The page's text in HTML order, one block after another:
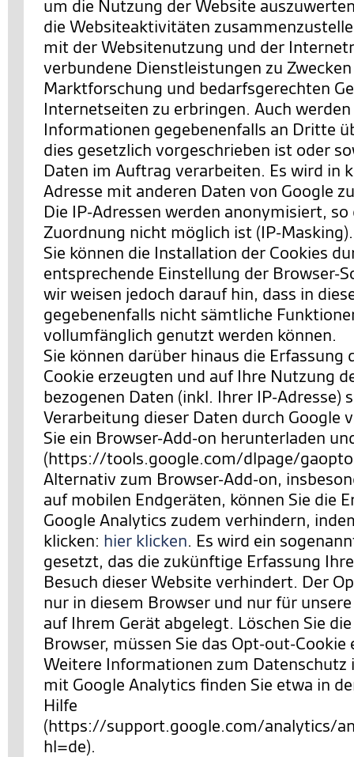
um die Nutzung der Website
die Websiteaktivitäten
mit der Websitenutzung und der
verbundene Dienstleistungen zu
Marktforschung und bedarfsgerechten
Internetseiten zu erbringen. Auch werden
Informationen gegebenenfalls an Dritte
dies gesetzlich vorgeschrieben ist oder
Daten im Auftrag verarbeiten. Es wird in
Adresse mit anderen Daten von Google
Die IP-Adressen werden anonymisiert, so
Zuordnung nicht möglich ist (IP-Masking).
Sie können die Installation der Cookies
entsprechende Einstellung der Browser-
wir weisen jedoch darauf hin, dass in
gegebenenfalls nicht sämtliche
vollumfänglich genutzt werden können.
Sie können darüber hinaus die Erfassung
Cookie erzeugten und auf Ihre Nutzung
bezogenen Daten (inkl. Ihrer IP-Adresse)
Verarbeitung dieser Daten durch Google
Sie ein Browser-Add-on herunterladen
(https://tools.google.com/dlpage/
Alternativ zum Browser-Add-on,
auf mobilen Endgeräten, können Sie die
Google Analytics zudem verhindern,
klicken: hier klicken. Es wird ein
gesetzt, das die zukünftige Erfassung
Besuch dieser Website verhindert. Der
nur in diesem Browser und nur für
auf Ihrem Gerät abgelegt. Löschen Sie
Browser, müssen Sie das Opt-out-Cookie
Weitere Informationen zum Datenschutz
mit Google Analytics finden Sie etwa in
Hilfe
(https://support.google.com/analytics/
hl=de).